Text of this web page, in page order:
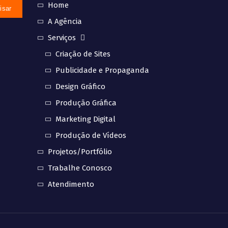
Home
A Agência
Serviços
Criação de Sites
Publicidade e Propaganda
Design Gráfico
Produção Gráfica
Marketing Digital
Produção de Vídeos
Projetos/Portfólio
Trabalhe Conosco
Atendimento